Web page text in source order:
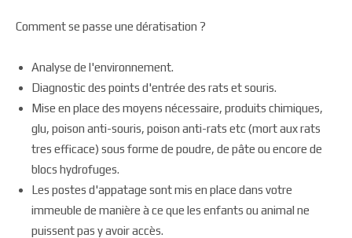
Comment se passe une dératisation ?
Analyse de l'environnement.
Diagnostic des points d'entrée des rats et souris.
Mise en place des moyens nécessaire, produits chimiques,
glu, poison anti-souris, poison anti-rats etc (mort aux rats
tres efficace) sous forme de poudre, de pâte ou encore de
blocs hydrofuges.
Les postes d'appatage sont mis en place dans votre
immeuble de manière à ce que les enfants ou animal ne
puissent pas y avoir accès.